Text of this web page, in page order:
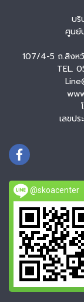
บริ
ศูนย์
107/4-5 ถ.สิงห
TEL.
เลขป
@skoacenter